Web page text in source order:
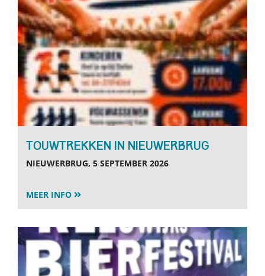
Touwtrekken in Nieuwerbrug
NIEUWERBRUG, 5 SEPTEMBER 2026
MEER INFO